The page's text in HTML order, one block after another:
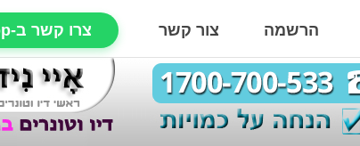
הרשמה צור קשר צרו קשר ב-WhatsApp